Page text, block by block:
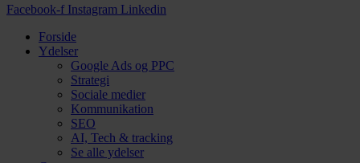
Facebook-f Instagram Linkedin
Forside
Ydelser
Google Ads og PPC
Strategi
Sociale medier
Kommunikation
SEO
AI, Tech & tracking
Se alle ydelser